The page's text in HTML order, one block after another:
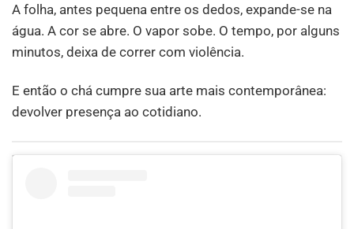
A folha, antes pequena entre os dedos, expande-se na
água. A cor se abre. O vapor sobe. O tempo, por alguns
minutos, deixa de correr com violência.
E então o chá cumpre sua arte mais contemporânea:
devolver presença ao cotidiano.